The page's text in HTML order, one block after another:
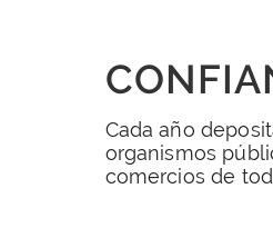
Cada año
organismos
comercios de